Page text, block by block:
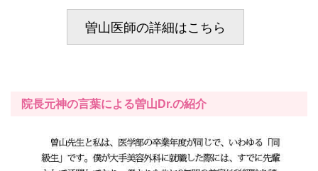
曽山医師の詳細はこちら
院長元神の言葉による曽山Dr.の紹介